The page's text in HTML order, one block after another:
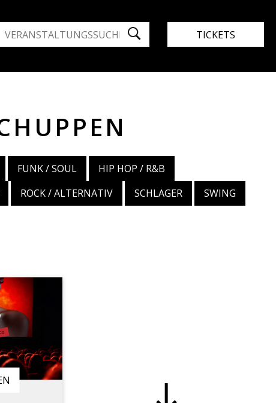
TICKETS
FUNK / SOUL
HIP HOP / R&B
ROCK / ALTERNATIV SCHLAGER SWING